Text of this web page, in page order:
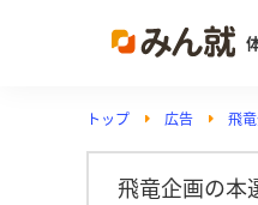
トップ 広告 飛
飛竜企画の本